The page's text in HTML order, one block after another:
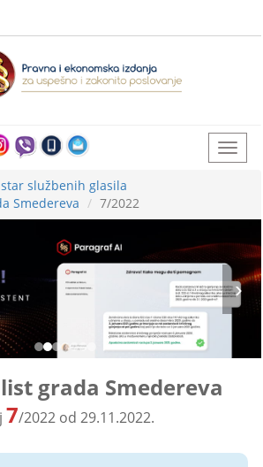
službenih glasila
Smedereva
7/2022
grada Smedereva
7/2022 od 29.11.2022.